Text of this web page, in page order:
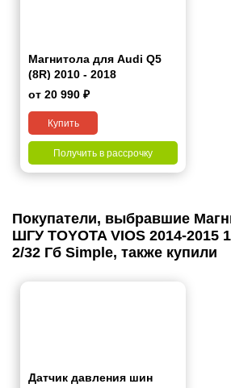
Магнитола для Audi Q5
(8R) 2010 - 2018
от 20 990 ₽
Купить
Получить в рассрочку
Покупатели, выбравшие
ШГУ TOYOTA VIOS 2014-2015
2/32 Гб Simple, также купили
Датчик давления шин